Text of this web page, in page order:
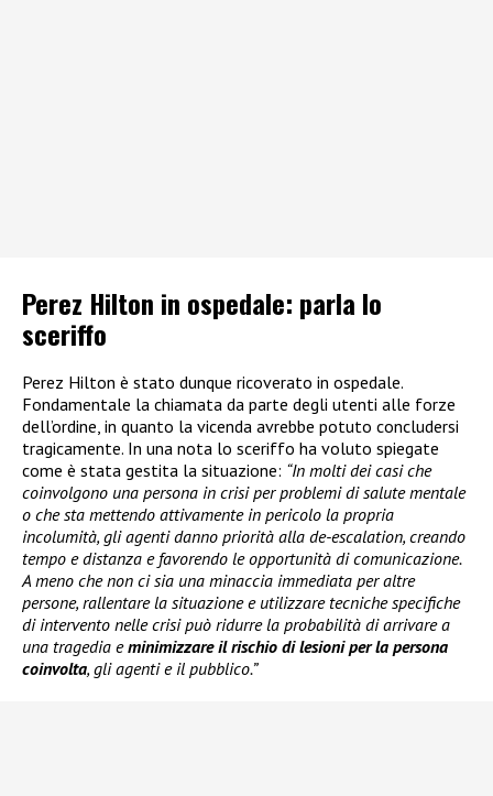
Perez Hilton in ospedale: parla lo
sceriffo
Perez Hilton è stato dunque ricoverato in ospedale.
Fondamentale la chiamata da parte degli utenti alle forze
dell’ordine, in quanto la vicenda avrebbe potuto concludersi
tragicamente. In una nota lo sceriffo ha voluto spiegate
come è stata gestita la situazione: “In molti dei casi che
coinvolgono una persona in crisi per problemi di salute mentale
o che sta mettendo attivamente in pericolo la propria
incolumità, gli agenti danno priorità alla de-escalation, creando
tempo e distanza e favorendo le opportunità di comunicazione.
A meno che non ci sia una minaccia immediata per altre
persone, rallentare la situazione e utilizzare tecniche specifiche
di intervento nelle crisi può ridurre la probabilità di arrivare a
una tragedia eminimizzare il rischio di lesioni per la persona
coinvolta, gli agenti e il pubblico.”